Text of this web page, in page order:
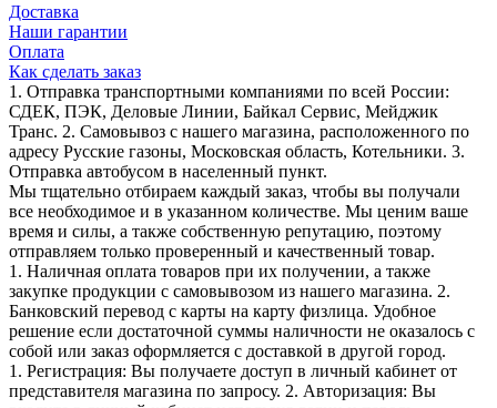
Доставка
Наши гарантии
Оплата
Как сделать заказ
1. Отправка транспортными компаниями по всей России:
СДЕК, ПЭК, Деловые Линии, Байкал Сервис, Мейджик
Транс. 2. Самовывоз с нашего магазина, расположенного по
адресу Русские газоны, Московская область, Котельники. 3.
Отправка автобусом в населенный пункт.
Мы тщательно отбираем каждый заказ, чтобы вы получали
все необходимое и в указанном количестве. Мы ценим ваше
время и силы, а также собственную репутацию, поэтому
отправляем только проверенный и качественный товар.
1. Наличная оплата товаров при их получении, а также
закупке продукции с самовывозом из нашего магазина. 2.
Банковский перевод с карты на карту физлица. Удобное
решение если достаточной суммы наличности не оказалось с
собой или заказ оформляется с доставкой в другой город.
1. Регистрация: Вы получаете доступ в личный кабинет от
представителя магазина по запросу. 2. Авторизация: Вы